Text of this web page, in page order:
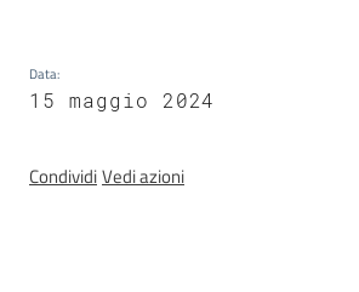
e
banche
Data:
15 maggio 2024
CondividiVedi azioni